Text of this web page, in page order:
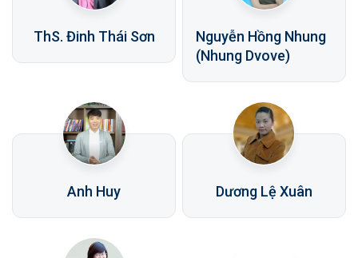
ThS. Đinh Thái Sơn
Nguyễn Hồng Nhung
(Nhung Dvove)
Anh Huy Dương Lệ Xuân